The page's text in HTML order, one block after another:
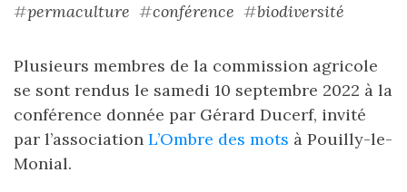
#permaculture #conférence #biodiversité
Plusieurs membres de la commission agricole
se sont rendus le samedi 10 septembre 2022 à la
conférence donnée par Gérard Ducerf, invité
par l’association L’Ombre des mots à Pouilly-le-
Monial.